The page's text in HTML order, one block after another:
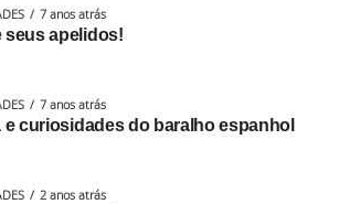
7 anos atrás
seus apelidos!
7 anos atrás
e curiosidades do baralho espanhol
2 anos atrás